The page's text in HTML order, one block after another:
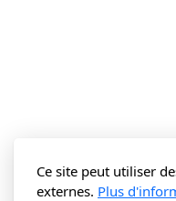
Ce site peut utiliser
externes. Plus